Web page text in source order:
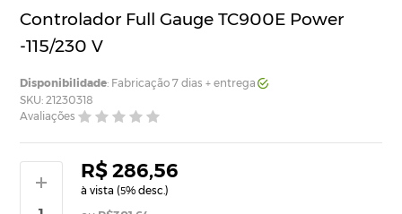
Controlador Full Gauge TC900E Power
-115/230 V
Disponibilidade: Fabricação 7 dias + entrega
SKU: 21230318
Avaliações
R$ 286,56
à vista (5% desc.)